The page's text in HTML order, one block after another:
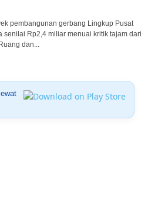
pembangunan gerbang Lingkup Pusat
senilai Rp2,4 miliar menuai kritik tajam dari
dan...